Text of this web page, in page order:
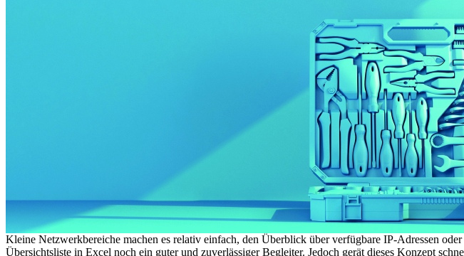
Kleine Netzwerkbereiche machen es relativ einfach, den Überblick über verfügbare IP-Adressen
Übersichtsliste in Excel noch ein guter und zuverlässiger Begleiter. Jedoch gerät dieses Konzept